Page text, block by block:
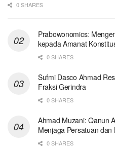
0 SHARES
Prabowonomics:
kepada Amanat
0 SHARES
Sufmi Dasco Ahmad
Fraksi Gerindra
0 SHARES
Ahmad Muzani: Qanun
Menjaga Persatuan
0 SHARES